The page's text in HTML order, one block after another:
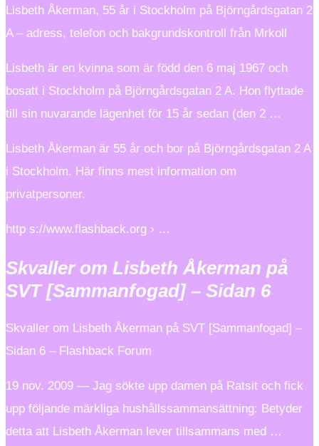
Lisbeth Åkerman, 55 år i Stockholm på Björngårdsgatan 2
A – adress, telefon och bakgrundskontroll från Mrkoll
Lisbeth är en kvinna som är född den 6 maj 1967 och
bosatt i Stockholm på Björngårdsgatan 2 A. Hon flyttade
till sin nuvarande lägenhet för 15 år sedan (den 2 …
Lisbeth Åkerman är 55 år och bor på Björngårdsgatan 2 A
i Stockholm. Här finns mest information om
privatpersoner.
http s://www.flashback.org › …
Skvaller om Lisbeth Åkerman på
SVT [Sammanfogad] – Sidan 6
Skvaller om Lisbeth Åkerman på SVT [Sammanfogad] –
Sidan 6 – Flashback Forum
19 nov. 2009 — Jag sökte upp damen på Ratsit och fick
upp följande märkliga hushållssammansättning: Betyder
detta att Lisbeth Åkerman lever tillsammans med …